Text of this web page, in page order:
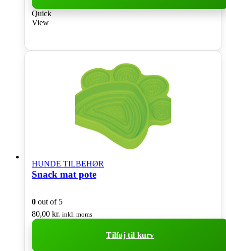
Quick
View
HUNDE TILBEHØR
Snack mat pote
0 out of 5
80,00 kr. inkl. moms
Tilføj til kurv